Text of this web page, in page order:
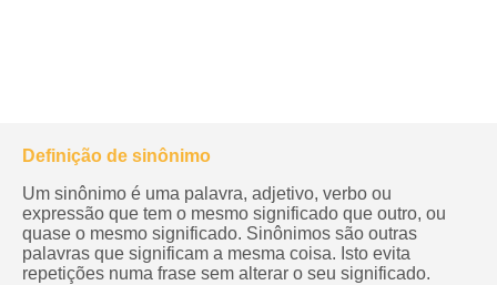
Definição de sinônimo
Um sinônimo é uma palavra, adjetivo, verbo ou
expressão que tem o mesmo significado que outro, ou
quase o mesmo significado. Sinônimos são outras
palavras que significam a mesma coisa. Isto evita
repetições numa frase sem alterar o seu significado.